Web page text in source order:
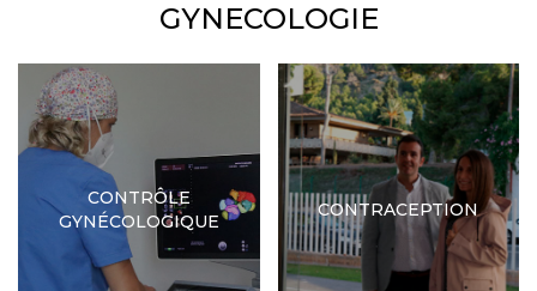
GYNECOLOGIE
CONTRÔLE
GYNÉCOLOGIQUE
CONTRACEPTION